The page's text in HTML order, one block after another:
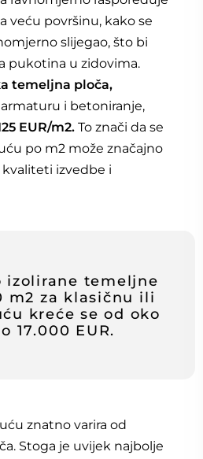
veću površinu, kako se
slijegao, što bi
pukotina u zidovima.
temeljna ploča,
i betoniranje,
EUR/m2. To znači da se
po m2 može značajno
kvaliteti izvedbe i
izolirane temeljne
m2 za klasičnu ili
kreće se od oko
17.000 EUR.
znatno varira od
Stoga je uvijek najbolje